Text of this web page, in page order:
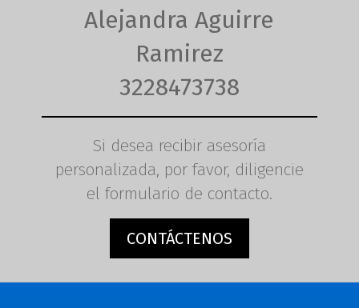
Alejandra Aguirre
Ramirez
3228473738
Si desea recibir asesoría
personalizada, por favor, diligencie
el formulario de contacto.
CONTÁCTENOS